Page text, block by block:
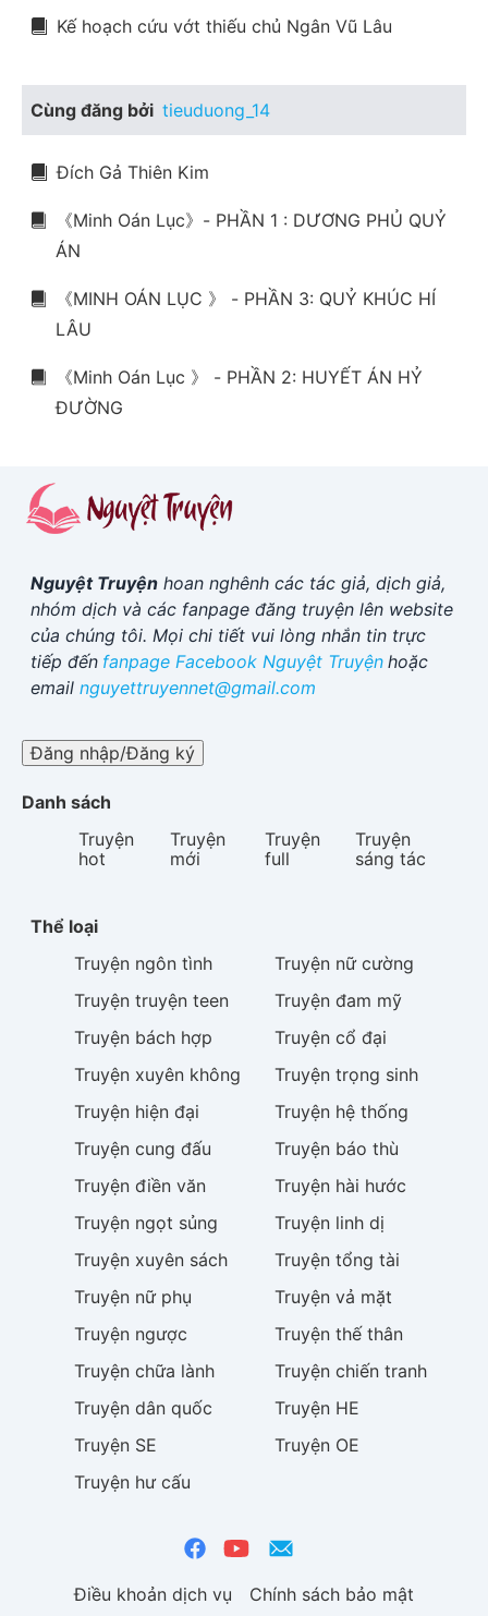
Kế hoạch cứu vớt thiếu chủ Ngân Vũ Lâu
Cùng đăng bởi tieuduong_14
Đích Gả Thiên Kim
《Minh Oán Lục》- PHẦN 1 : DƯƠNG PHỦ QUỶ
ÁN
《MINH OÁN LỤC 》 - PHẦN 3: QUỶ KHÚC HÍ
LÂU
《Minh Oán Lục 》 - PHẦN 2: HUYẾT ÁN HỶ
ĐƯỜNG
Nguyệt Truyện hoan nghênh các tác giả, dịch giả,
nhóm dịch và các fanpage đăng truyện lên website
của chúng tôi. Mọi chi tiết vui lòng nhắn tin trực
tiếp đến fanpage Facebook Nguyệt Truyện hoặc
email nguyettruyennet@gmail.com
Đăng nhập/Đăng ký
Danh sách
Truyện
hot
Truyện
mới
Truyện
full
Truyện
sáng tác
Thể loại
Truyện ngôn tình Truyện nữ cường
Truyện truyện teen Truyện đam mỹ
Truyện bách hợp Truyện cổ đại
Truyện xuyên không Truyện trọng sinh
Truyện hiện đại Truyện hệ thống
Truyện cung đấu Truyện báo thù
Truyện điền văn Truyện hài hước
Truyện ngọt sủng Truyện linh dị
Truyện xuyên sách Truyện tổng tài
Truyện nữ phụ Truyện vả mặt
Truyện ngược Truyện thế thân
Truyện chữa lành Truyện chiến tranh
Truyện dân quốc Truyện HE
Truyện SE Truyện OE
Truyện hư cấu
Điều khoản dịch vụ Chính sách bảo mật